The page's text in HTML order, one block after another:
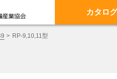
カタロ
RP-9,10,11型